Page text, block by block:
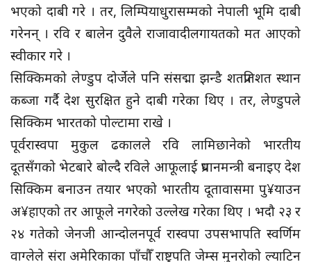
भएको दाबी गरे । तर, लिम्पियाधुरासम्मको नेपाली भूमि दाबी
गरेनन् । रवि र बालेन दुवैले राजावादीलगायतको मत आएको
स्वीकार गरे ।
सिक्किमको लेण्डुप दोर्जेले पनि संसद्मा झन्डै शतप्रतिशत स्थान
कब्जा गर्दै देश सुरक्षित हुने दाबी गरेका थिए । तर, लेण्डुपले
सिक्किम भारतको पोल्टामा राखे ।
पूर्वरास्वपा मुकुल ढकालले रवि लामिछानेको भारतीय
दूतसँगको भेटबारे बोल्दै रविले आफूलाई प्रधानमन्त्री बनाइए देश
सिक्किम बनाउन तयार भएको भारतीय दूतावासमा पु¥याउन
अ¥हाएको तर आफूले नगरेको उल्लेख गरेका थिए । भदौ २३ र
२४ गतेको जेनजी आन्दोलनपूर्व रास्वपा उपसभापति स्वर्णिम
वाग्लेले संरा अमेरिकाका पाँचौँ राष्ट्रपति जेम्स मुनरोको ल्याटिन